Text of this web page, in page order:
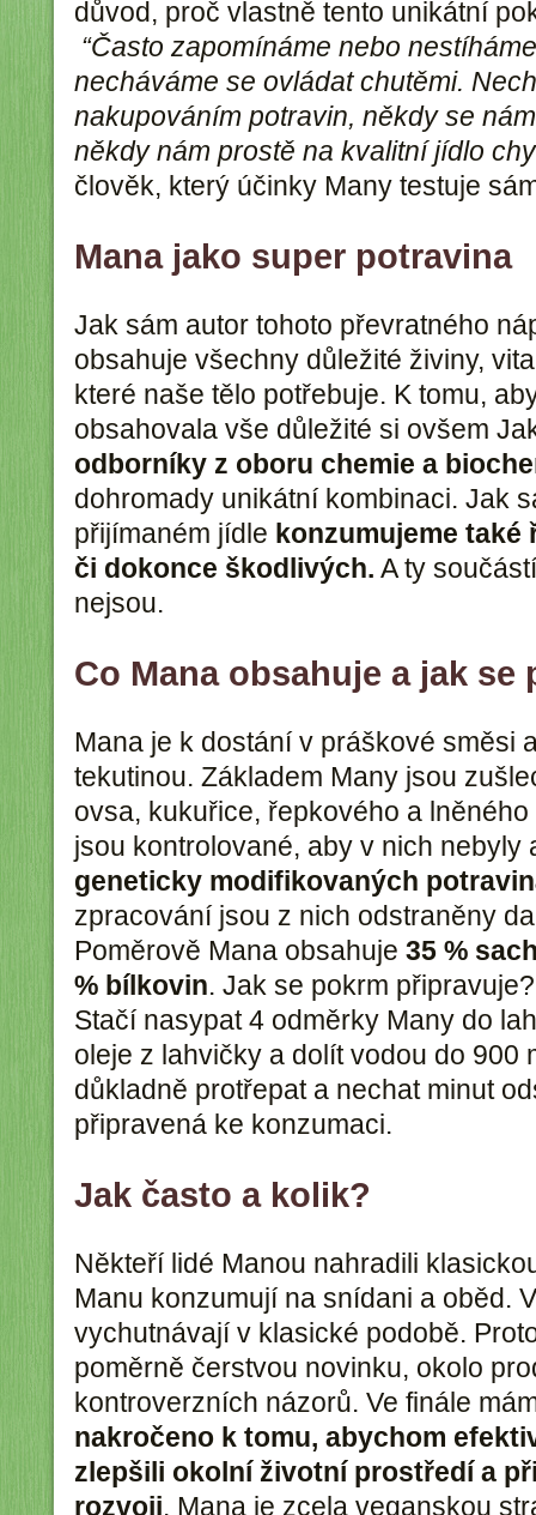
důvod, proč vlastně tento unikátní
“Často zapomínáme nebo
necháváme se ovládat chutěmi.
nakupováním potravin, někdy se
někdy nám prostě na kvalitní jídlo
člověk, který účinky Many testuje
Mana jako super potravina
Jak sám autor tohoto převratného
obsahuje všechny důležité živiny,
které naše tělo potřebuje. K tomu,
obsahovala vše důležité si ovšem
odborníky z oboru chemie a
dohromady unikátní kombinaci. Jak
přijímaném jídle konzumujeme také
či dokonce škodlivých. A ty
nejsou.
Co Mana obsahuje a jak se
Mana je k dostání v práškové směsi
tekutinou. Základem Many jsou
ovsa, kukuřice, řepkového a
jsou kontrolované, aby v nich nebyly
geneticky modifikovaných
zpracování jsou z nich odstraněny
Poměrově Mana obsahuje 35 %
% bílkovin. Jak se pokrm
Stačí nasypat 4 odměrky Many do
oleje z lahvičky a dolít vodou do 900
důkladně protřepat a nechat minut
připravená ke konzumaci.
Jak často a kolik?
Někteří lidé Manou nahradili
Manu konzumují na snídani a oběd.
vychutnávají v klasické podobě.
poměrně čerstvou novinku, okolo
kontroverzních názorů. Ve finále
nakročeno k tomu, abychom
zlepšili okolní životní prostředí a
rozvoji. Mana je zcela veganskou